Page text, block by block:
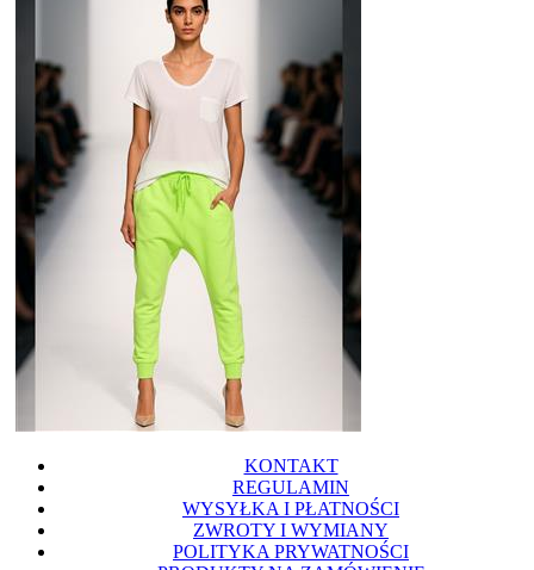
KONTAKT
REGULAMIN
WYSYŁKA I PŁATNOŚCI
ZWROTY I WYMIANY
POLITYKA PRYWATNOŚCI